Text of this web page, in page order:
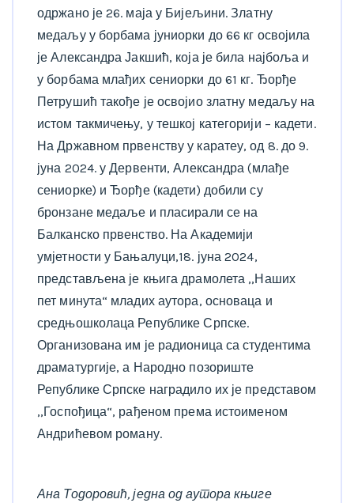
одржано је 26. маја у Бијељини. Златну
медаљу у борбама јуниорки до 66 кг освојила
је Александра Јакшић, која је била најбоља и
у борбама млађих сениорки до 61 кг. Ђорђе
Петрушић такође је освојио златну медаљу на
истом такмичењу, у тешкој категорији – кадети.
На Државном првенству у каратеу, од 8. до 9.
јуна 2024. у Дервенти, Александра (млађе
сениорке) и Ђорђе (кадети) добили су
бронзане медаље и пласирали се на
Балканско првенство. На Академији
умјетности у Бањалуци,18. јуна 2024,
представљена је књига драмолета ,,Наших
пет минута“ младих аутора, основаца и
средњошколаца Републике Српске.
Организована им је радионица са студентима
драматургије, а Народно позориште
Републике Српске наградило их је представом
,,Госпођица“, рађеном према истоименом
Андрићевом роману.
Ана Тодоровић, једна од аутора књиге